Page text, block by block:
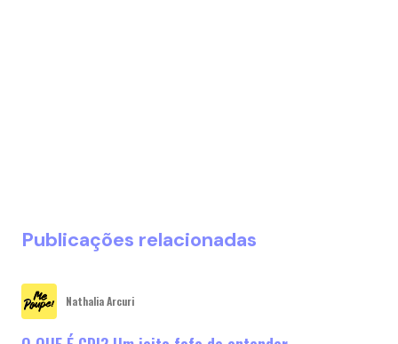
Publicações relacionadas
Nathalia Arcuri